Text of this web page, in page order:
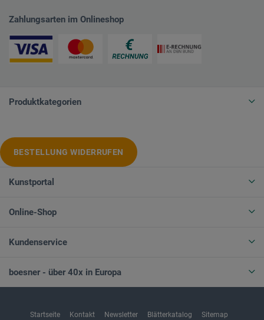
Zahlungsarten im Onlineshop
Produktkategorien
BESTELLUNG WIDERRUFEN
Kunstportal
Online-Shop
Kundenservice
boesner - über 40x in Europa
Startseite Kontakt Newsletter Blätterkatalog Sitemap